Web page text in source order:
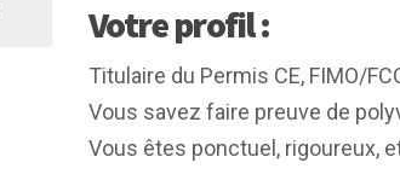
Votre profil :
Titulaire du Permis CE, FIMO/
Vous savez faire preuve de
Vous êtes ponctuel, rigoureux,